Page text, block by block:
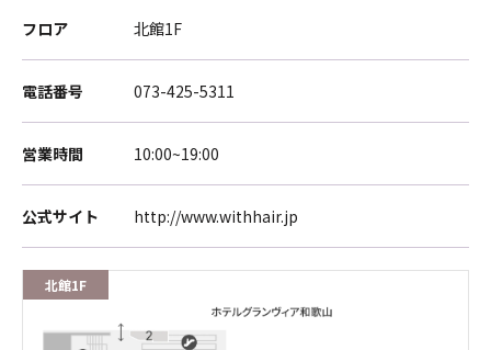
フロア 北館1F
電話番号 073-425-5311
営業時間 10:00~19:00
公式サイト http://www.withhair.jp
北館1F